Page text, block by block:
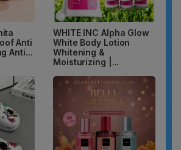
Anti
Anti...
WHITE INC Alpha Glow
White Body Lotion
Whitening &
Moisturizing |...